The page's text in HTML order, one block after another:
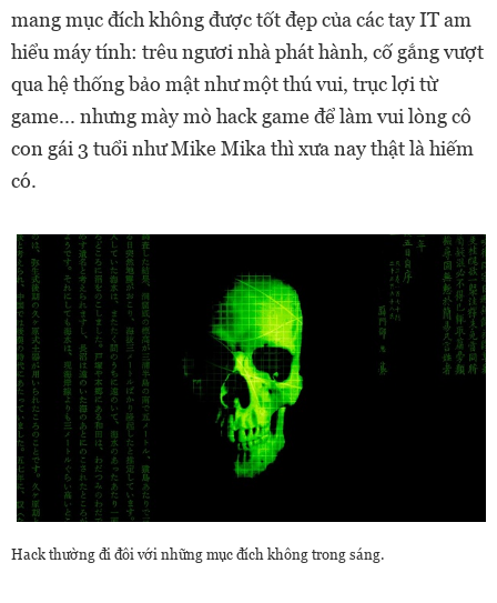
mang mục đích không được tốt đẹp của các tay IT am
hiểu máy tính: trêu ngươi nhà phát hành, cố gắng vượt
qua hệ thống bảo mật như một thú vui, trục lợi từ
game... nhưng mày mò hack game để làm vui lòng cô
con gái 3 tuổi như Mike Mika thì xưa nay thật là hiếm
có.
Hack thường đi đôi với những mục đích không trong sáng.